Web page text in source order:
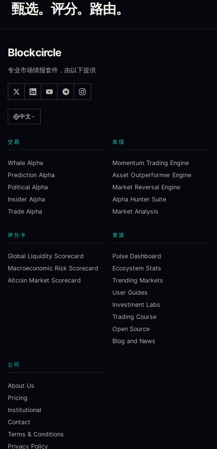
甄选。评分。路由。
Blockcircle
专业市场情报套件，由以下提供
中文
交易
Whale Alpha
Prediction Alpha
Political Alpha
Insider Alpha
Trade Alpha
发现
Momentum Trading Engine
Asset Outperformer Engine
Market Reversal Engine
Alpha Hunter Suite
Market Analysis
评分卡
Global Liquidity Scorecard
Macroeconomic Risk Scorecard
Altcoin Market Scorecard
资源
Pulse Dashboard
Ecosystem Stats
Trending Markets
User Guides
Investment Labs
Trading Course
Open Source
Blog and News
公司
About Us
Pricing
Institutional
Contact
Terms & Conditions
Privacy Policy